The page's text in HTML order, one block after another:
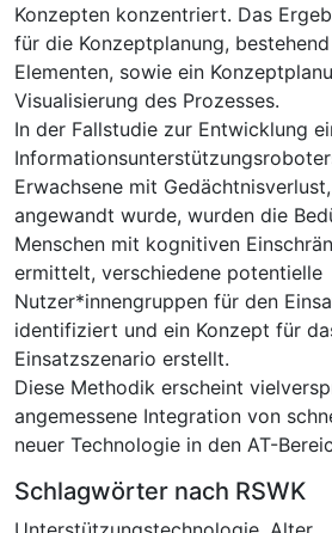
Konzepten konzentriert. Das
für die Konzeptplanung,
Elementen, sowie ein
Visualisierung des Prozesses.
In der Fallstudie zur Entwicklung
Erwachsene mit
angewandt wurde, wurden die
Menschen mit kognitiven
ermittelt, verschiedene potentielle
Nutzer*innengruppen für den
identifiziert und ein Konzept für
Einsatzszenario erstellt.
Diese Methodik erscheint
angemessene Integration von
neuer Technologie in den AT-
Schlagwörter nach RSWK